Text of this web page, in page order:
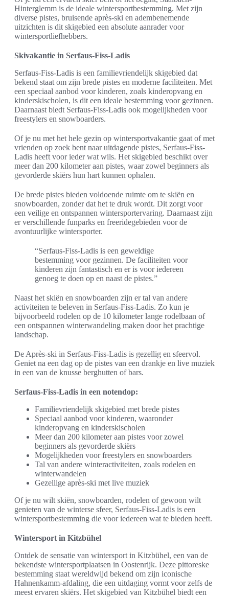
Hinterglemm is de ideale wintersportbestemming. Met zijn
diverse pistes, bruisende après-ski en adembenemende
uitzichten is dit skigebied een absolute aanrader voor
wintersportliefhebbers.
Skivakantie in Serfaus-Fiss-Ladis
Serfaus-Fiss-Ladis is een familievriendelijk skigebied dat
bekend staat om zijn brede pistes en moderne faciliteiten. Met
een speciaal aanbod voor kinderen, zoals kinderopvang en
kinderskischolen, is dit een ideale bestemming voor gezinnen.
Daarnaast biedt Serfaus-Fiss-Ladis ook mogelijkheden voor
freestylers en snowboarders.
Of je nu met het hele gezin op wintersportvakantie gaat of met
vrienden op zoek bent naar uitdagende pistes, Serfaus-Fiss-
Ladis heeft voor ieder wat wils. Het skigebied beschikt over
meer dan 200 kilometer aan pistes, waar zowel beginners als
gevorderde skiërs hun hart kunnen ophalen.
De brede pistes bieden voldoende ruimte om te skiën en
snowboarden, zonder dat het te druk wordt. Dit zorgt voor
een veilige en ontspannen wintersportervaring. Daarnaast zijn
er verschillende funparks en freeridegebieden voor de
avontuurlijke wintersporter.
“Serfaus-Fiss-Ladis is een geweldige
bestemming voor gezinnen. De faciliteiten voor
kinderen zijn fantastisch en er is voor iedereen
genoeg te doen op en naast de pistes.”
Naast het skiën en snowboarden zijn er tal van andere
activiteiten te beleven in Serfaus-Fiss-Ladis. Zo kun je
bijvoorbeeld rodelen op de 10 kilometer lange rodelbaan of
een ontspannen winterwandeling maken door het prachtige
landschap.
De Après-ski in Serfaus-Fiss-Ladis is gezellig en sfeervol.
Geniet na een dag op de pistes van een drankje en live muziek
in een van de knusse berghutten of bars.
Serfaus-Fiss-Ladis in een notendop:
Familievriendelijk skigebied met brede pistes
Speciaal aanbod voor kinderen, waaronder
kinderopvang en kinderskischolen
Meer dan 200 kilometer aan pistes voor zowel
beginners als gevorderde skiërs
Mogelijkheden voor freestylers en snowboarders
Tal van andere winteractiviteiten, zoals rodelen en
winterwandelen
Gezellige après-ski met live muziek
Of je nu wilt skiën, snowboarden, rodelen of gewoon wilt
genieten van de winterse sfeer, Serfaus-Fiss-Ladis is een
wintersportbestemming die voor iedereen wat te bieden heeft.
Wintersport in Kitzbühel
Ontdek de sensatie van wintersport in Kitzbühel, een van de
bekendste wintersportplaatsen in Oostenrijk. Deze pittoreske
bestemming staat wereldwijd bekend om zijn iconische
Hahnenkamm-afdaling, die een uitdaging vormt voor zelfs de
meest ervaren skiërs. Het skigebied van Kitzbühel biedt een